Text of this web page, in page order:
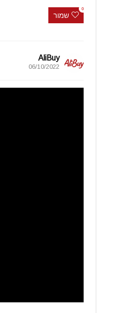
שמור
0
AliBuy
06/10/2022